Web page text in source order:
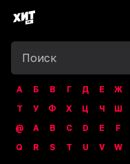
А Б В Г Д Е Ж
Т
У Ф Х Ц Ч Ш
@
A B C D E F
Q
R S T U V W